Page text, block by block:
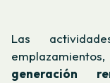
Las
generación